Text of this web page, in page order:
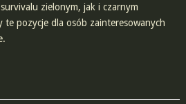
zielonym, jak i czarnym
te pozycje dla osób zainteresowanych